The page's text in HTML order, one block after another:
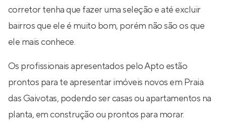
corretor tenha que fazer uma seleção e até excluir
bairros que ele é muito bom, porém não são os que
ele mais conhece.
Os profissionais apresentados pelo Apto estão
prontos para te apresentar imóveis novos em Praia
das Gaivotas, podendo ser casas ou apartamentos na
planta, em construção ou prontos para morar.